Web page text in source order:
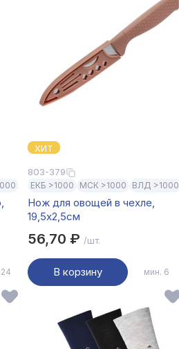
ХИТ
803-379
ЕКБ >1000 МСК >1000 ВЛД >1000
Нож для овощей в чехле,
19,5х2,5см
56,70 ₽ /шт.
В корзину мин. 6